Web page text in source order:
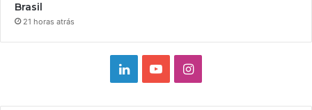
Brasil
21 horas atrás
LinkedinYouTubeInstagram